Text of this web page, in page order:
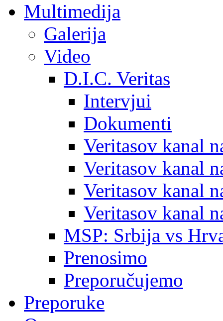
Multimedija
Galerija
Video
D.I.C. Veritas
Intervjui
Dokumenti
Veritasov kanal
Veritasov kanal
Veritasov kanal
Veritasov kanal
MSP: Srbija vs
Prenosimo
Preporučujemo
Preporuke